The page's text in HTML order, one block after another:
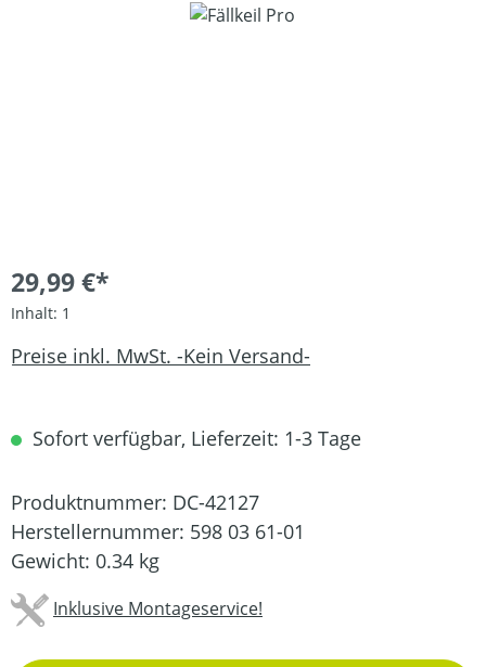
Bildergalerie überspringen
29,99 €*
Inhalt: 1
Preise inkl. MwSt. -Kein Versand-
Sofort verfügbar, Lieferzeit: 1-3 Tage
Produktnummer: DC-42127
Herstellernummer: 598 03 61-01
Gewicht: 0.34 kg
Inklusive Montageservice!